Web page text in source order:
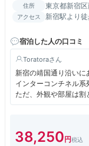
住所 東京都新宿
アクセス 新宿駅より
宿泊した人の口コミ
Toratora
新宿の靖国通り沿いに
インターコンチネル系
ただ、外観や部屋は割
せんが、たまの贅沢に
交通量の多い外側と
38,250